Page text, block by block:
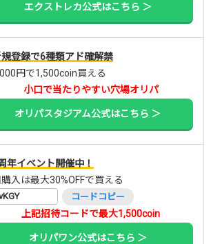
エクストレカ公式はこちら ＞
規登録で6種類アド確解禁
円で1,500coin買える
小口で当たりやすい穴場オリパ
オリパスタジアム公式はこちら ＞
年イベント開催中！
入は最大30%OFFで買える
コードコピー
上記招待コードで最大1,500coin
オリパワン公式はこちら ＞